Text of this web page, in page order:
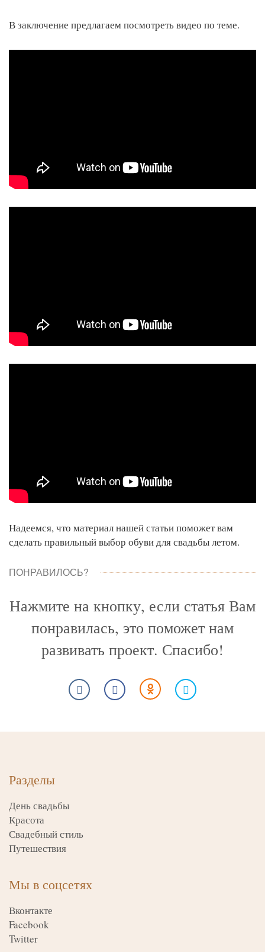
В заключение предлагаем посмотреть видео по теме.
Надеемся, что материал нашей статьи поможет вам
сделать правильный выбор обуви для свадьбы летом.
ПОНРАВИЛОСЬ?
Нажмите на кнопку, если статья Вам
понравилась, это поможет нам
развивать проект. Спасибо!
Разделы
День свадьбы
Красота
Свадебный стиль
Путешествия
Мы в соцсетях
Вконтакте
Facebook
Twitter